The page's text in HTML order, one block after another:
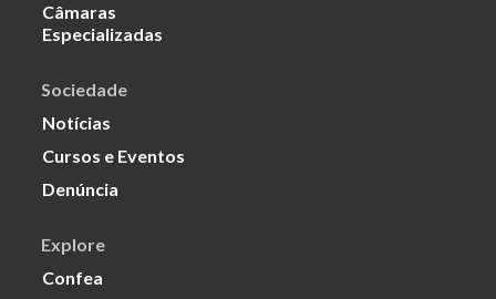
Câmaras
Especializadas
Sociedade
Notícias
Cursos e Eventos
Denúncia
Explore
Confea